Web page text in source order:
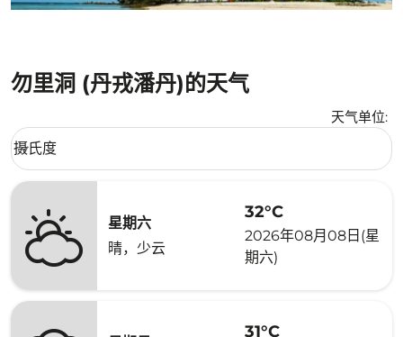
勿里洞 (丹戎潘丹)的天气
天气单位:
Weather unit option 摄氏度 Selected
摄氏度
keyboard_arrow_down
星期六
晴，少云
32°C
2026年08月08日(星
期六)
31°C